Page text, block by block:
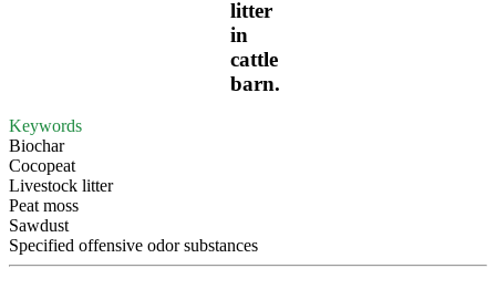
litter
in
cattle
barn.
Keywords
Biochar
Cocopeat
Livestock litter
Peat moss
Sawdust
Specified offensive odor substances